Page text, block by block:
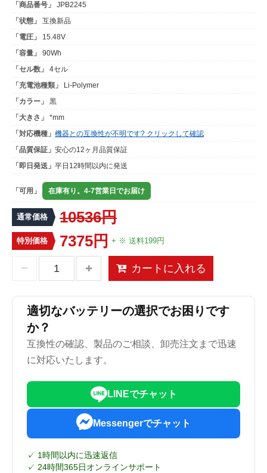
「商品番号」
JPB2245
「状態」
互換新品
「電圧」
15.48V
「容量」
90Wh
「セル数」
4セル
「充電池種類」
Li-Polymer
「カラー」
黒
「大きさ」
*mm
「対応機種」 機器との互換性が不明です? クリックして確認
「品質保証」 安心の12ヶ月品質保証
「即日発送」 平日12時間以内に発送
「可用」 在庫有り。4-7営業日でお届け
通常価格 10536円
特別価格 7375円 + ※ 送料199円
カートに入れる
適切なバッテリーの選択でお困りです
か？
互換性の確認、製品のご相談、卸売注文まで迅速
に対応いたします。
LINEでチャット
Messengerでチャット
✓ 1時間以内に迅速返信
✓ 24時間365日オンラインサポート